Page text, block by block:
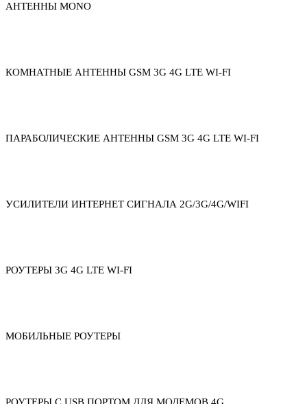
АНТЕННЫ MONO
КОМНАТНЫЕ АНТЕННЫ GSM 3G 4G LTE WI-FI
ПАРАБОЛИЧЕСКИЕ АНТЕННЫ GSM 3G 4G LTE WI-FI
УСИЛИТЕЛИ ИНТЕРНЕТ СИГНАЛА 2G/3G/4G/WIFI
РОУТЕРЫ 3G 4G LTE WI-FI
МОБИЛЬНЫЕ РОУТЕРЫ